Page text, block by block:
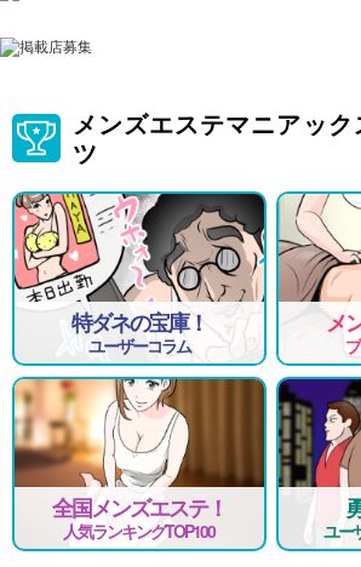
メンズエステマニアッ
ツ
特ダネの宝庫！
ユーザーコラム
メ
全国メンズエステ！
人気ランキングTOP100 ユー